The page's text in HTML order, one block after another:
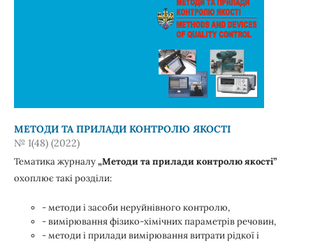
МЕТОДИ ТА ПРИЛАДИ КОНТРОЛЮ ЯКОСТІ
№ 1(48) (2022)
Тематика журналу„Методи та прилади контролю якості”
охоплює такі розділи:
- методи і засоби неруйнівного контролю,
- вимірювання фізико-хімічних параметрів речовин,
- методи і прилади вимірювання витрати рідкої і